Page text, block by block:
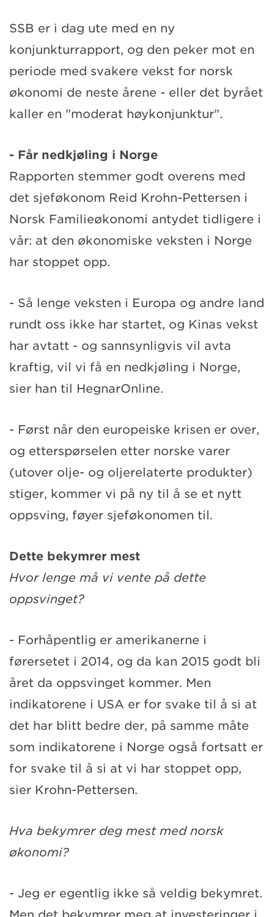
SSB er i dag ute med en ny
konjunkturrapport, og den peker mot en
periode med svakere vekst for norsk
økonomi de neste årene - eller det byrået
kaller en "moderat høykonjunktur".
- Får nedkjøling i Norge
Rapporten stemmer godt overens med
det sjeføkonom Reid Krohn-Pettersen i
Norsk Familieøkonomi antydet tidligere i
vår: at den økonomiske veksten i Norge
har stoppet opp.
- Så lenge veksten i Europa og andre land
rundt oss ikke har startet, og Kinas vekst
har avtatt - og sannsynligvis vil avta
kraftig, vil vi få en nedkjøling i Norge,
sier han til HegnarOnline.
- Først når den europeiske krisen er over,
og etterspørselen etter norske varer
(utover olje- og oljerelaterte produkter)
stiger, kommer vi på ny til å se et nytt
oppsving, føyer sjeføkonomen til.
Dette bekymrer mest
Hvor lenge må vi vente på dette
oppsvinget?
- Forhåpentlig er amerikanerne i
førersetet i 2014, og da kan 2015 godt bli
året da oppsvinget kommer. Men
indikatorene i USA er for svake til å si at
det har blitt bedre der, på samme måte
som indikatorene i Norge også fortsatt er
for svake til å si at vi har stoppet opp,
sier Krohn-Pettersen.
Hva bekymrer deg mest med norsk
økonomi?
- Jeg er egentlig ikke så veldig bekymret.